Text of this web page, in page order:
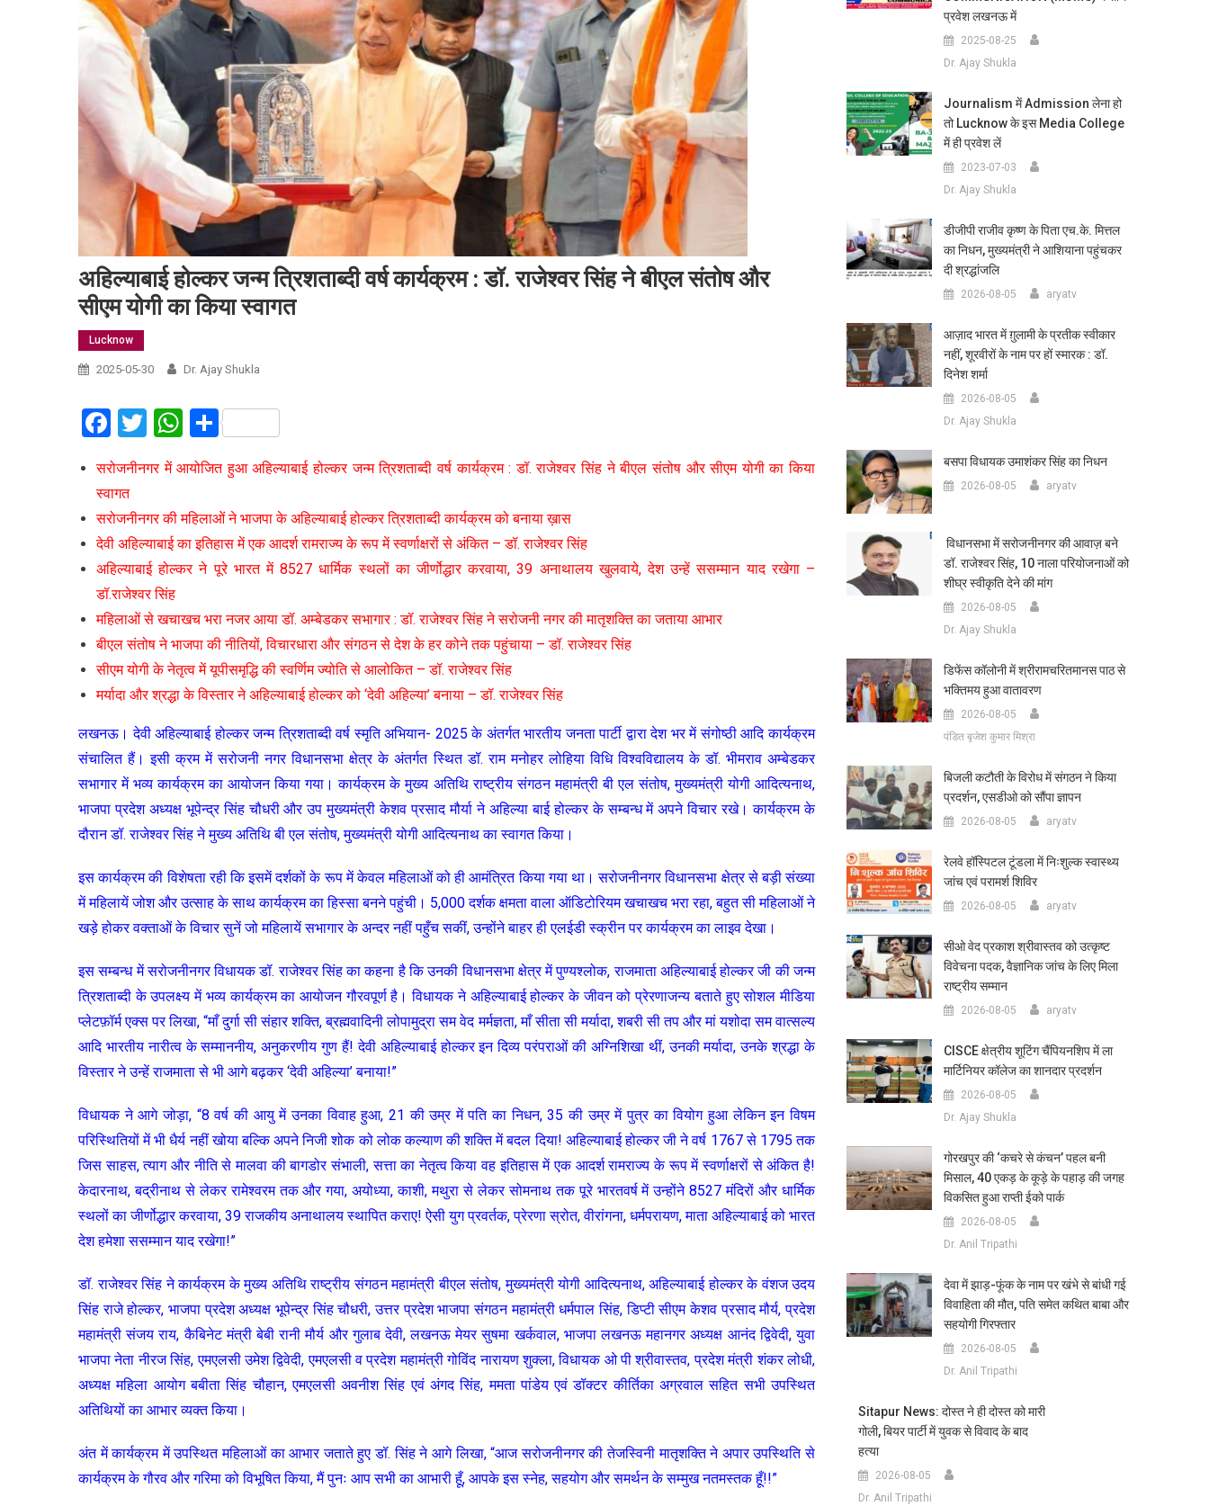
अहिल्याबाई होल्कर जन्म त्रिशताब्दी वर्ष कार्यक्रम : डॉ. राजेश्वर सिंह ने बीएल संतोष और
सीएम योगी का किया स्वागत
Lucknow
2025-05-30 Dr. Ajay Shukla
Facebook
TwitterWhatsApp
Share
सरोजनीनगर में आयोजित हुआ अहिल्याबाई होल्कर जन्म त्रिशताब्दी वर्ष कार्यक्रम : डॉ. राजेश्वर सिंह ने बीएल संतोष और सीएम योगी का किया
स्वागत
सरोजनीनगर की महिलाओं ने भाजपा के अहिल्याबाई होल्कर त्रिशताब्दी कार्यक्रम को बनाया ख़ास
देवी अहिल्याबाई का इतिहास में एक आदर्श रामराज्य के रूप में स्वर्णाक्षरों से अंकित – डॉ. राजेश्वर सिंह
अहिल्याबाई होल्कर ने पूरे भारत में 8527 धार्मिक स्थलों का जीर्णोद्धार करवाया, 39 अनाथालय खुलवाये, देश उन्हें ससम्मान याद रखेगा –
डॉ.राजेश्वर सिंह
महिलाओं से खचाखच भरा नजर आया डॉ. अम्बेडकर सभागार : डॉ. राजेश्वर सिंह ने सरोजनी नगर की मातृशक्ति का जताया आभार
बीएल संतोष ने भाजपा की नीतियों, विचारधारा और संगठन से देश के हर कोने तक पहुंचाया – डॉ. राजेश्वर सिंह
सीएम योगी के नेतृत्व में यूपीसमृद्धि की स्वर्णिम ज्योति से आलोकित – डॉ. राजेश्वर सिंह
मर्यादा और श्रद्धा के विस्तार ने अहिल्याबाई होल्कर को ‘देवी अहिल्या’ बनाया – डॉ. राजेश्वर सिंह
लखनऊ। देवी अहिल्याबाई होल्कर जन्म त्रिशताब्दी वर्ष स्मृति अभियान- 2025 के अंतर्गत भारतीय जनता पार्टी द्वारा देश भर में संगोष्ठी आदि कार्यक्रम
संचालित हैं। इसी क्रम में सरोजनी नगर विधानसभा क्षेत्र के अंतर्गत स्थित डॉ. राम मनोहर लोहिया विधि विश्वविद्यालय के डॉ. भीमराव अम्बेडकर
सभागार में भव्य कार्यक्रम का आयोजन किया गया। कार्यक्रम के मुख्य अतिथि राष्ट्रीय संगठन महामंत्री बी एल संतोष, मुख्यमंत्री योगी आदित्यनाथ,
भाजपा प्रदेश अध्यक्ष भूपेन्द्र सिंह चौधरी और उप मुख्यमंत्री केशव प्रसाद मौर्या ने अहिल्या बाई होल्कर के सम्बन्ध में अपने विचार रखे। कार्यक्रम के
दौरान डॉ. राजेश्वर सिंह ने मुख्य अतिथि बी एल संतोष, मुख्यमंत्री योगी आदित्यनाथ का स्वागत किया।
इस कार्यक्रम की विशेषता रही कि इसमें दर्शकों के रूप में केवल महिलाओं को ही आमंत्रित किया गया था। सरोजनीनगर विधानसभा क्षेत्र से बड़ी संख्या
में महिलायें जोश और उत्साह के साथ कार्यक्रम का हिस्सा बनने पहुंची। 5,000 दर्शक क्षमता वाला ऑडिटोरियम खचाखच भरा रहा, बहुत सी महिलाओं ने
खड़े होकर वक्ताओं के विचार सुनें जो महिलायें सभागार के अन्दर नहीं पहुँच सकीं, उन्होंने बाहर ही एलईडी स्क्रीन पर कार्यक्रम का लाइव देखा।
इस सम्बन्ध में सरोजनीनगर विधायक डॉ. राजेश्वर सिंह का कहना है कि उनकी विधानसभा क्षेत्र में पुण्यश्लोक, राजमाता अहिल्याबाई होल्कर जी की जन्म
त्रिशताब्दी के उपलक्ष्य में भव्य कार्यक्रम का आयोजन गौरवपूर्ण है। विधायक ने अहिल्याबाई होल्कर के जीवन को प्रेरणाजन्य बताते हुए सोशल मीडिया
प्लेटफ़ॉर्म एक्स पर लिखा, “माँ दुर्गा सी संहार शक्ति, ब्रह्मवादिनी लोपामुद्रा सम वेद मर्मज्ञता, माँ सीता सी मर्यादा, शबरी सी तप और मां यशोदा सम वात्सल्य
आदि भारतीय नारीत्व के सम्माननीय, अनुकरणीय गुण हैं! देवी अहिल्याबाई होल्कर इन दिव्य परंपराओं की अग्निशिखा थीं, उनकी मर्यादा, उनके श्रद्धा के
विस्तार ने उन्हें राजमाता से भी आगे बढ़कर ‘देवी अहिल्या’ बनाया!”
विधायक ने आगे जोड़ा, “8 वर्ष की आयु में उनका विवाह हुआ, 21 की उम्र में पति का निधन, 35 की उम्र में पुत्र का वियोग हुआ लेकिन इन विषम
परिस्थितियों में भी धैर्य नहीं खोया बल्कि अपने निजी शोक को लोक कल्याण की शक्ति में बदल दिया! अहिल्याबाई होल्कर जी ने वर्ष 1767 से 1795 तक
जिस साहस, त्याग और नीति से मालवा की बागडोर संभाली, सत्ता का नेतृत्व किया वह इतिहास में एक आदर्श रामराज्य के रूप में स्वर्णाक्षरों से अंकित है!
केदारनाथ, बद्रीनाथ से लेकर रामेश्वरम तक और गया, अयोध्या, काशी, मथुरा से लेकर सोमनाथ तक पूरे भारतवर्ष में उन्होंने 8527 मंदिरों और धार्मिक
स्थलों का जीर्णोद्धार करवाया, 39 राजकीय अनाथालय स्थापित कराए! ऐसी युग प्रवर्तक, प्रेरणा स्रोत, वीरांगना, धर्मपरायण, माता अहिल्याबाई को भारत
देश हमेशा ससम्मान याद रखेगा!”
डॉ. राजेश्वर सिंह ने कार्यक्रम के मुख्य अतिथि राष्ट्रीय संगठन महामंत्री बीएल संतोष, मुख्यमंत्री योगी आदित्यनाथ, अहिल्याबाई होल्कर के वंशज उदय
सिंह राजे होल्कर, भाजपा प्रदेश अध्यक्ष भूपेन्द्र सिंह चौधरी, उत्तर प्रदेश भाजपा संगठन महामंत्री धर्मपाल सिंह, डिप्टी सीएम केशव प्रसाद मौर्य, प्रदेश
महामंत्री संजय राय, कैबिनेट मंत्री बेबी रानी मौर्य और गुलाब देवी, लखनऊ मेयर सुषमा खर्कवाल, भाजपा लखनऊ महानगर अध्यक्ष आनंद द्विवेदी, युवा
भाजपा नेता नीरज सिंह, एमएलसी उमेश द्विवेदी, एमएलसी व प्रदेश महामंत्री गोविंद नारायण शुक्ला, विधायक ओ पी श्रीवास्तव, प्रदेश मंत्री शंकर लोधी,
अध्यक्ष महिला आयोग बबीता सिंह चौहान, एमएलसी अवनीश सिंह एवं अंगद सिंह, ममता पांडेय एवं डॉक्टर कीर्तिका अग्रवाल सहित सभी उपस्थित
अतिथियों का आभार व्यक्त किया।
अंत में कार्यक्रम में उपस्थित महिलाओं का आभार जताते हुए डॉ. सिंह ने आगे लिखा, “आज सरोजनीनगर की तेजस्विनी मातृशक्ति ने अपार उपस्थिति से
कार्यक्रम के गौरव और गरिमा को विभूषित किया, मैं पुनः आप सभी का आभारी हूँ, आपके इस स्नेह, सहयोग और समर्थन के सम्मुख नतमस्तक हूँ!!”
प्रवेश लखनऊ में
2025-08-25
Dr. Ajay Shukla
Journalism में Admission लेना हो
तो Lucknow के इस Media College
में ही प्रवेश लें
2023-07-03
Dr. Ajay Shukla
डीजीपी राजीव कृष्ण के पिता एच.के. मित्तल
का निधन, मुख्यमंत्री ने आशियाना पहुंचकर
दी श्रद्धांजलि
2026-08-05 aryatv
आज़ाद भारत में ग़ुलामी के प्रतीक स्वीकार
नहीं, शूरवीरों के नाम पर हों स्मारक : डॉ.
दिनेश शर्मा
2026-08-05
Dr. Ajay Shukla
बसपा विधायक उमाशंकर सिंह का निधन
2026-08-05 aryatv
विधानसभा में सरोजनीनगर की आवाज़ बने
डॉ. राजेश्वर सिंह, 10 नाला परियोजनाओं को
शीघ्र स्वीकृति देने की मांग
2026-08-05
Dr. Ajay Shukla
डिफेंस कॉलोनी में श्रीरामचरितमानस पाठ से
भक्तिमय हुआ वातावरण
2026-08-05
पंडित बृजेश कुमार मिश्रा
बिजली कटौती के विरोध में संगठन ने किया
प्रदर्शन, एसडीओ को सौंपा ज्ञापन
2026-08-05 aryatv
रेलवे हॉस्पिटल टूंडला में निःशुल्क स्वास्थ्य
जांच एवं परामर्श शिविर
2026-08-05 aryatv
सीओ वेद प्रकाश श्रीवास्तव को उत्कृष्ट
विवेचना पदक, वैज्ञानिक जांच के लिए मिला
राष्ट्रीय सम्मान
2026-08-05 aryatv
CISCE क्षेत्रीय शूटिंग चैंपियनशिप में ला
मार्टिनियर कॉलेज का शानदार प्रदर्शन
2026-08-05
Dr. Ajay Shukla
गोरखपुर की ‘कचरे से कंचन’ पहल बनी
मिसाल, 40 एकड़ के कूड़े के पहाड़ की जगह
विकसित हुआ राप्ती ईको पार्क
2026-08-05
Dr. Anil Tripathi
देवा में झाड़-फूंक के नाम पर खंभे से बांधी गई
विवाहिता की मौत, पति समेत कथित बाबा और
सहयोगी गिरफ्तार
2026-08-05
Dr. Anil Tripathi
Sitapur News: दोस्त ने ही दोस्त को मारी
गोली, बियर पार्टी में युवक से विवाद के बाद
हत्या
2026-08-05
Dr. Anil Tripathi